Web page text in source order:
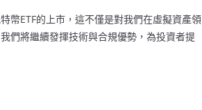
幣ETF的上市，這不僅是對我們在虛擬資產領
們將繼續發揮技術與合規優勢，為投資者提